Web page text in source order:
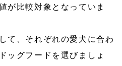
が比較対象となっていま
て、それぞれの愛犬に合わ
ッグフードを選びましょ